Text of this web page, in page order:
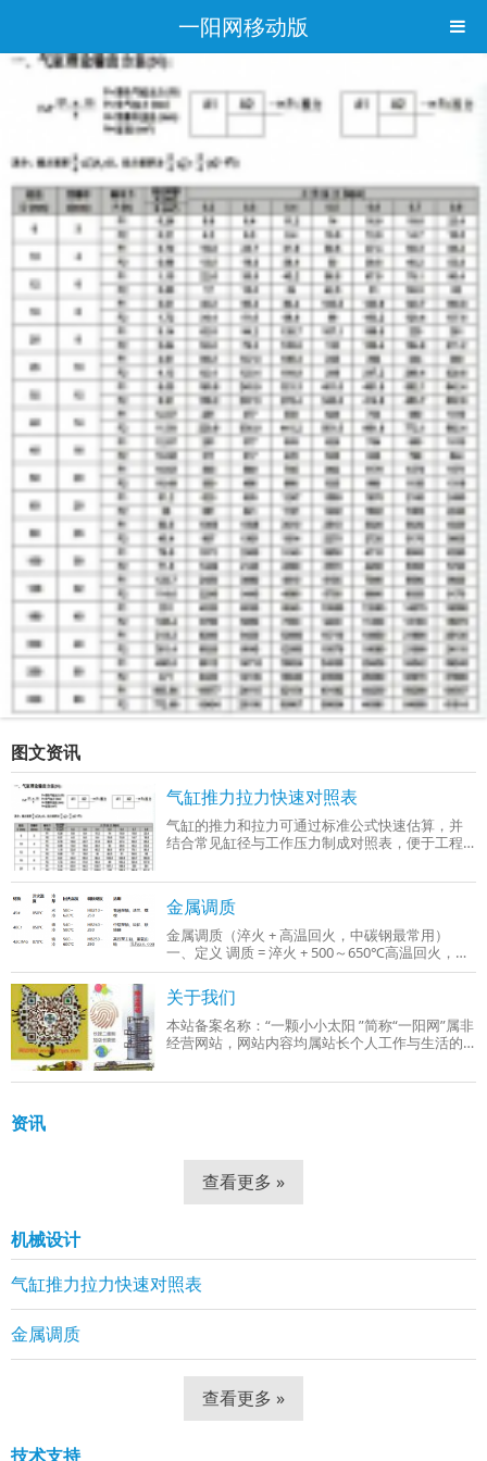
一阳网移动版
图文资讯
气缸推力拉力快速对照表
气缸的推力和拉力可通过标准公式快速估算，并
结合常见缸径与工作压力制成对照表，便于工程
力0.4–0.6 MPa）整理的‌气缸推力与拉力快
金属调质
金属调质（淬火 + 高温回火，中碳钢最常用）
一、定义 调质 = 淬火 + 500～650℃高温回火，只
适用于中碳钢、中碳合金钢（C：0.3%～0.5%），
成品组织：回火索氏体（铁素体 + 细小球状碳
关于我们
本站备案名称：“一颗小小太阳 ”简称“一阳网”属非
经营网站，网站内容均属站长个人工作与生活的
制、网站组建等。
资讯
查看更多 »
机械设计
气缸推力拉力快速对照表
金属调质
查看更多 »
技术支持